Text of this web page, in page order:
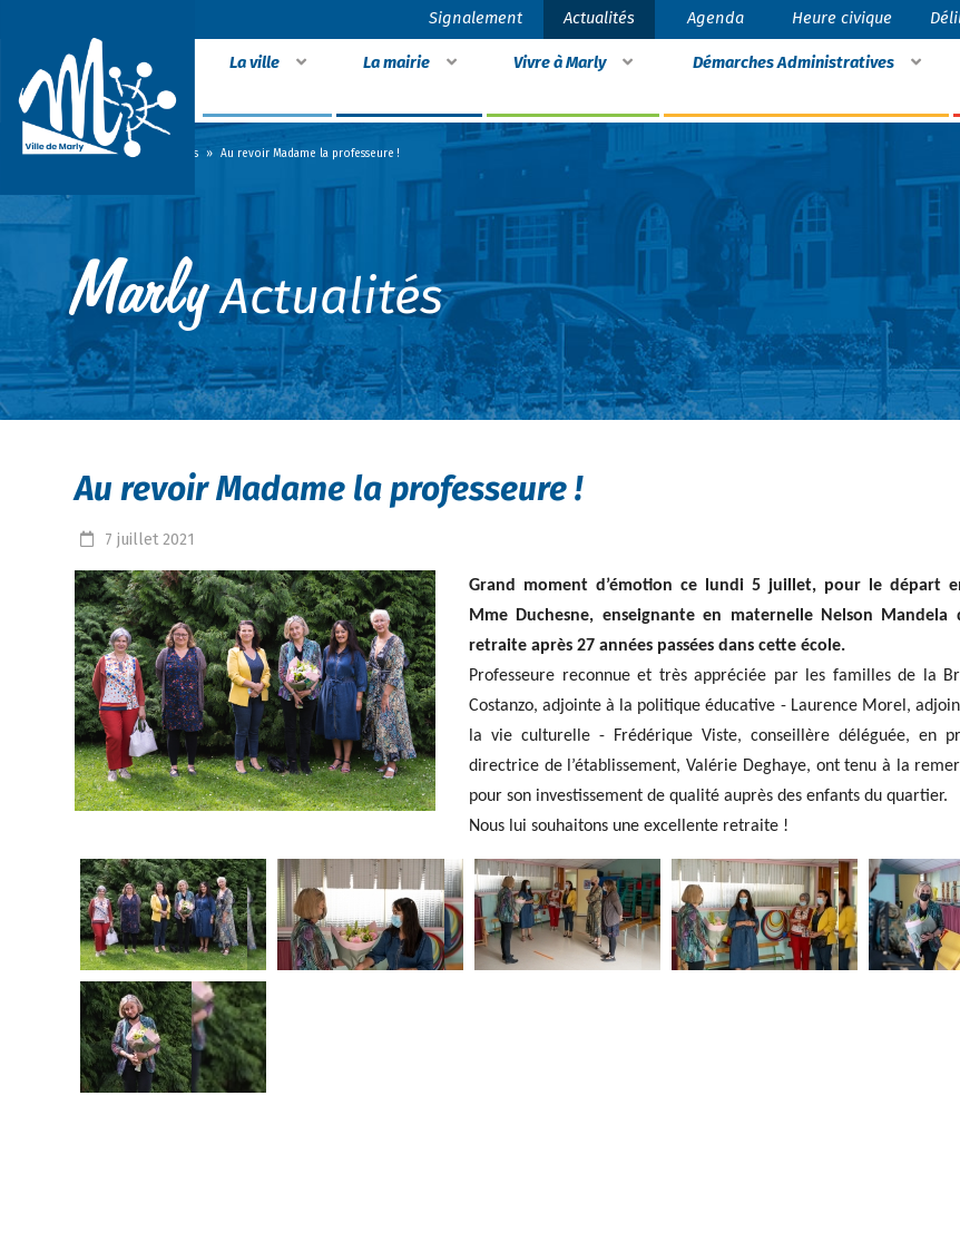
Signalement Actualités Agenda Heure civique
La ville La mairie Vivre à Marly Démarches Administratives
Accueil » Actualités » Au revoir Madame la professeure !
Actualités
Au revoir Madame la professeure !
7 juillet 2021
Grand moment d’émotion ce lundi 5 juillet, pour le départ
Mme Duchesne, enseignante en maternelle Nelson
retraite après 27 années passées dans cette école.
Professeure reconnue et très appréciée par les familles de la
Costanzo, adjointe à la politique éducative - Laurence Morel,
la vie culturelle - Frédérique Viste, conseillère déléguée, en
directrice de l’établissement, Valérie Deghaye, ont tenu à la
pour son investissement de qualité auprès des enfants du quartier.
Nous lui souhaitons une excellente retraite !